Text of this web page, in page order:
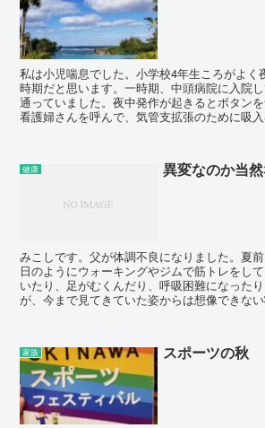
私は小児喘息でした。小学校4年生ころがよく
時期だと思います。一時期、中頭病院に入院
通っていました。夜中発作が起きるとボタン
看護婦さんを呼んで、気管支拡張のために吸
健康 異変なのか当
みこしです。父が体調不良になりました。夏
日のようにウォーキングやジムで筋トレをし
いたり、足がむくんだり、呼吸困難になった
が、今まで見てきていた姿からは想像できな
家族 スポーツの秋